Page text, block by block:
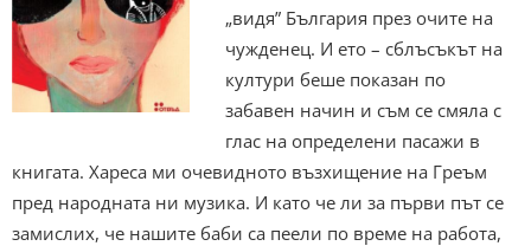
„видя” България през очите на
чужденец. И ето – сблъсъкът на
култури беше показан по
забавен начин и съм се смяла с
глас на определени пасажи в
книгата. Хареса ми очевидното възхищение на Греъм
пред народната ни музика. И като че ли за първи път се
замислих, че нашите баби са пеели по време на работа,